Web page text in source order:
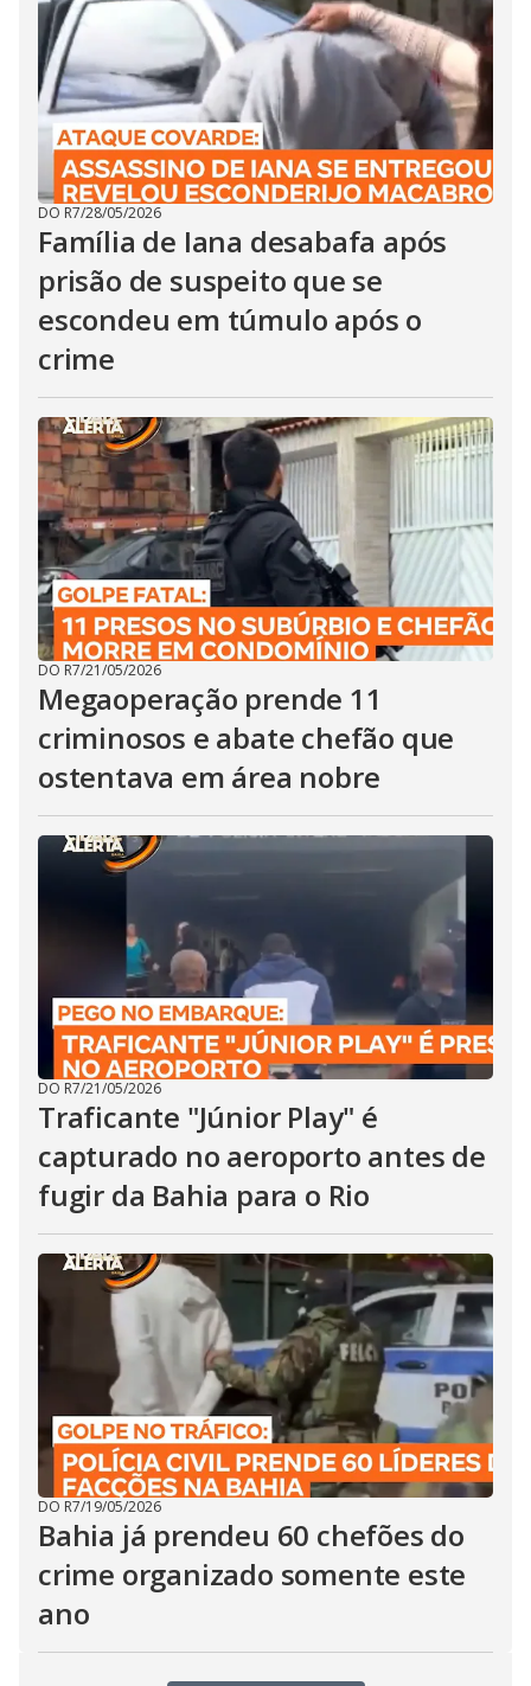
DO R7/28/05/2026
Família de Iana desabafa após
prisão de suspeito que se
escondeu em túmulo após o
crime
DO R7/21/05/2026
Megaoperação prende 11
criminosos e abate chefão que
ostentava em área nobre
DO R7/21/05/2026
Traficante "Júnior Play" é
capturado no aeroporto antes de
fugir da Bahia para o Rio
DO R7/19/05/2026
Bahia já prendeu 60 chefões do
crime organizado somente este
ano